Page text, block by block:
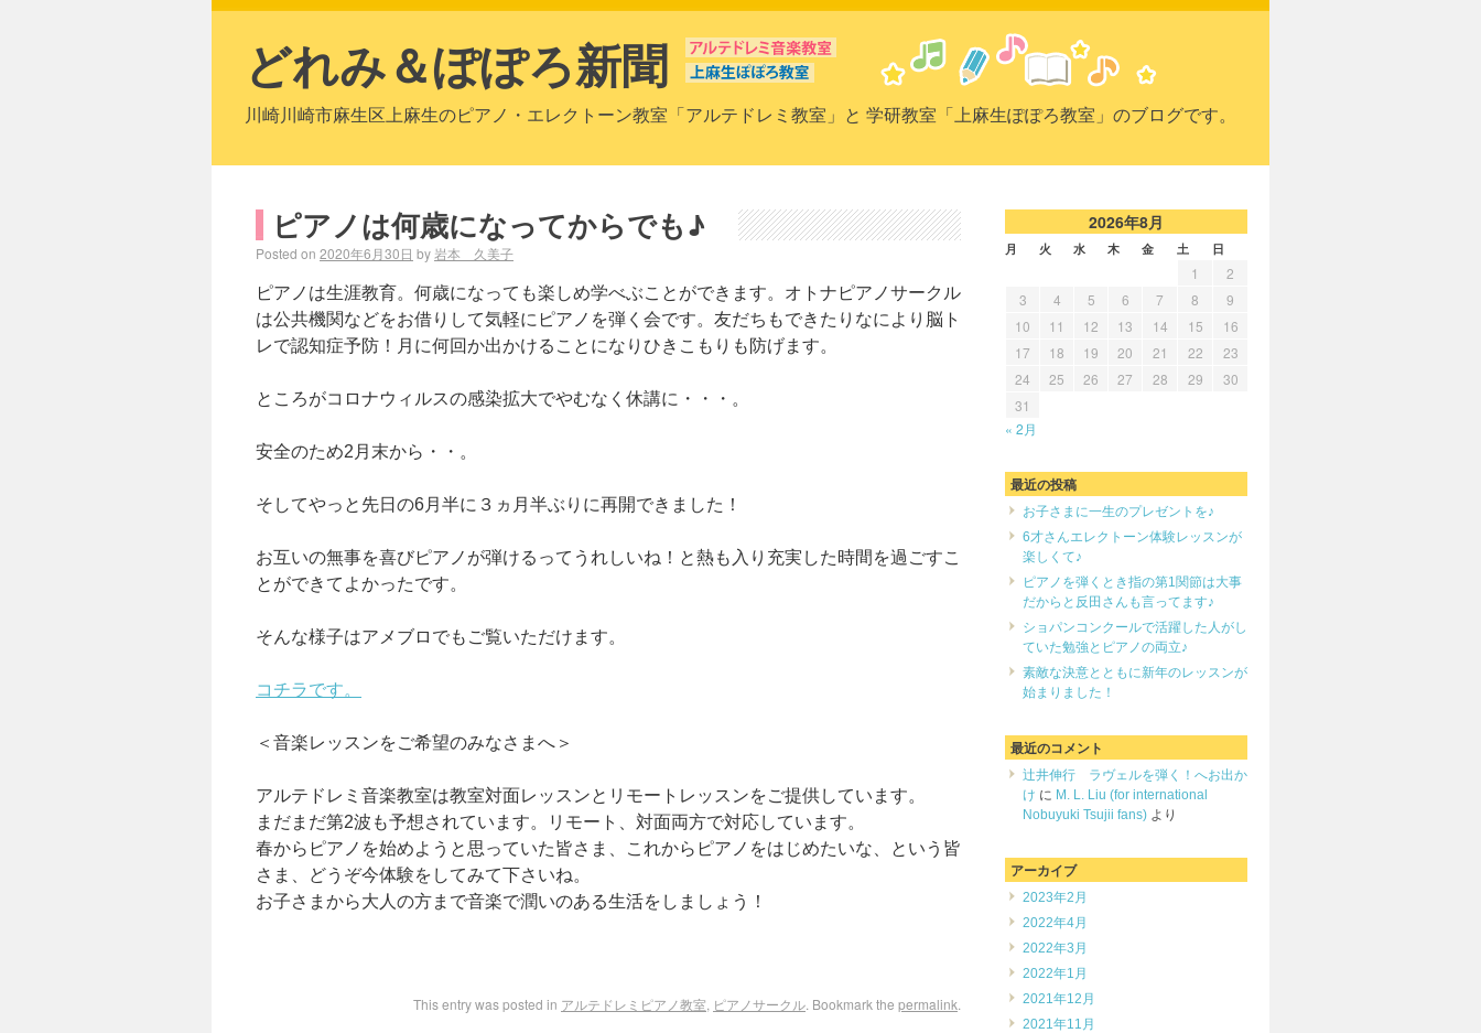
どれみ＆ぽぽろ新聞
川崎川崎市麻生区上麻生のピアノ・エレクトーン教室「アルテドレミ教室」と 学研教室「上麻生ぽぽろ教室」のブログです。
ピアノは何歳になってからでも♪
Posted on 2020年6月30日 by 岩本 久美子
ピアノは生涯教育。何歳になっても楽しめ学べぶことができます。オトナピアノサークル
は公共機関などをお借りして気軽にピアノを弾く会です。友だちもできたりなにより脳ト
レで認知症予防！月に何回か出かけることになりひきこもりも防げます。
ところがコロナウィルスの感染拡大でやむなく休講に・・・。
安全のため2月末から・・。
そしてやっと先日の6月半に３ヵ月半ぶりに再開できました！
お互いの無事を喜びピアノが弾けるってうれしいね！と熱も入り充実した時間を過ごすこ
とができてよかったです。
そんな様子はアメブロでもご覧いただけます。
コチラです。
＜音楽レッスンをご希望のみなさまへ＞
アルテドレミ音楽教室は教室対面レッスンとリモートレッスンをご提供しています。
まだまだ第2波も予想されています。リモート、対面両方で対応しています。
春からピアノを始めようと思っていた皆さま、これからピアノをはじめたいな、という皆
さま、どうぞ今体験をしてみて下さいね。
お子さまから大人の方まで音楽で潤いのある生活をしましょう！
This entry was posted in アルテドレミピアノ教室 ピアノサークル . Bookmark the permalink
2026年8月
月 火 水 木 金 土 日
« 2月
1
2
3
4 5 6 7 8
9
10
11 12 13 14 15
16
17
18 19 20 21 22
23
24
25 26 27 28 29
30
31
最近の投稿
お子さまに一生のプレゼントを♪
6才さんエレクトーン体験レッスンが
楽しくて♪
ピアノを弾くとき指の第1関節は大事
だからと反田さんも言ってます♪
ショパンコンクールで活躍した人がし
ていた勉強とピアノの両立♪
素敵な決意とともに新年のレッスンが
始まりました！
最近のコメント
辻井伸行 ラヴェルを弾く！へお出か
け に M. L. Liu (for international
Nobuyuki Tsujii fans)より
アーカイブ
2023年2月
2022年4月
2022年3月
2022年1月
2021年12月
2021年11月